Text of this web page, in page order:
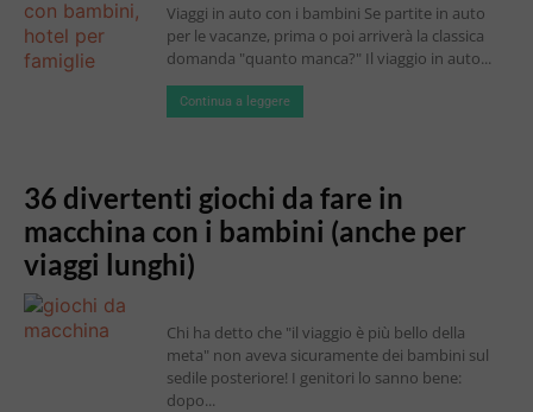
Viaggi in auto con i bambini Se partite in auto
per le vacanze, prima o poi arriverà la classica
domanda "quanto manca?" Il viaggio in auto...
Continua a leggere
36 divertenti giochi da fare in
macchina con i bambini (anche per
viaggi lunghi)
Chi ha detto che "il viaggio è più bello della
meta" non aveva sicuramente dei bambini sul
sedile posteriore! I genitori lo sanno bene:
dopo...